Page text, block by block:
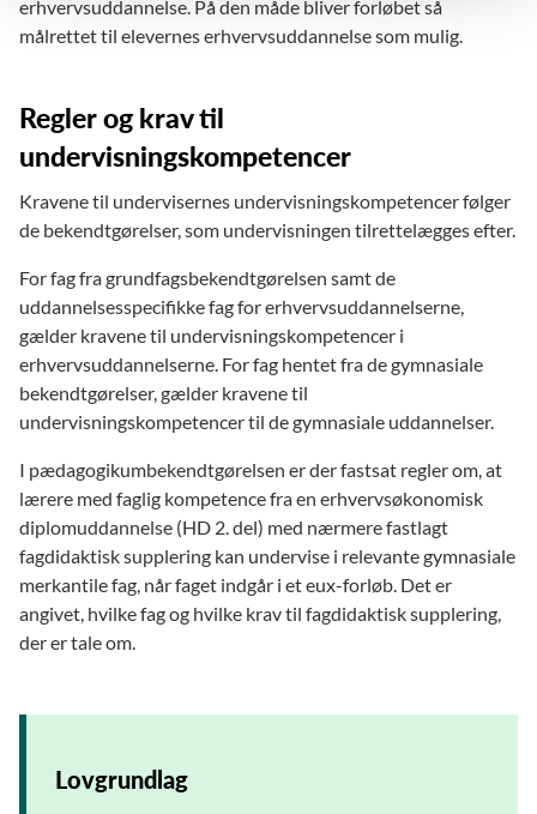
erhvervsuddannelse. På den måde bliver forløbet så
målrettet til elevernes erhvervsuddannelse som mulig.
Regler og krav til
undervisningskompetencer
Kravene til undervisernes undervisningskompetencer følger
de bekendtgørelser, som undervisningen tilrettelægges efter.
For fag fra grundfagsbekendtgørelsen samt de
uddannelsesspecifikke fag for erhvervsuddannelserne,
gælder kravene til undervisningskompetencer i
erhvervsuddannelserne. For fag hentet fra de gymnasiale
bekendtgørelser, gælder kravene til
undervisningskompetencer til de gymnasiale uddannelser.
I pædagogikumbekendtgørelsen er der fastsat regler om, at
lærere med faglig kompetence fra en erhvervsøkonomisk
diplomuddannelse (HD 2. del) med nærmere fastlagt
fagdidaktisk supplering kan undervise i relevante gymnasiale
merkantile fag, når faget indgår i et eux-forløb. Det er
angivet, hvilke fag og hvilke krav til fagdidaktisk supplering,
der er tale om.
Lovgrundlag